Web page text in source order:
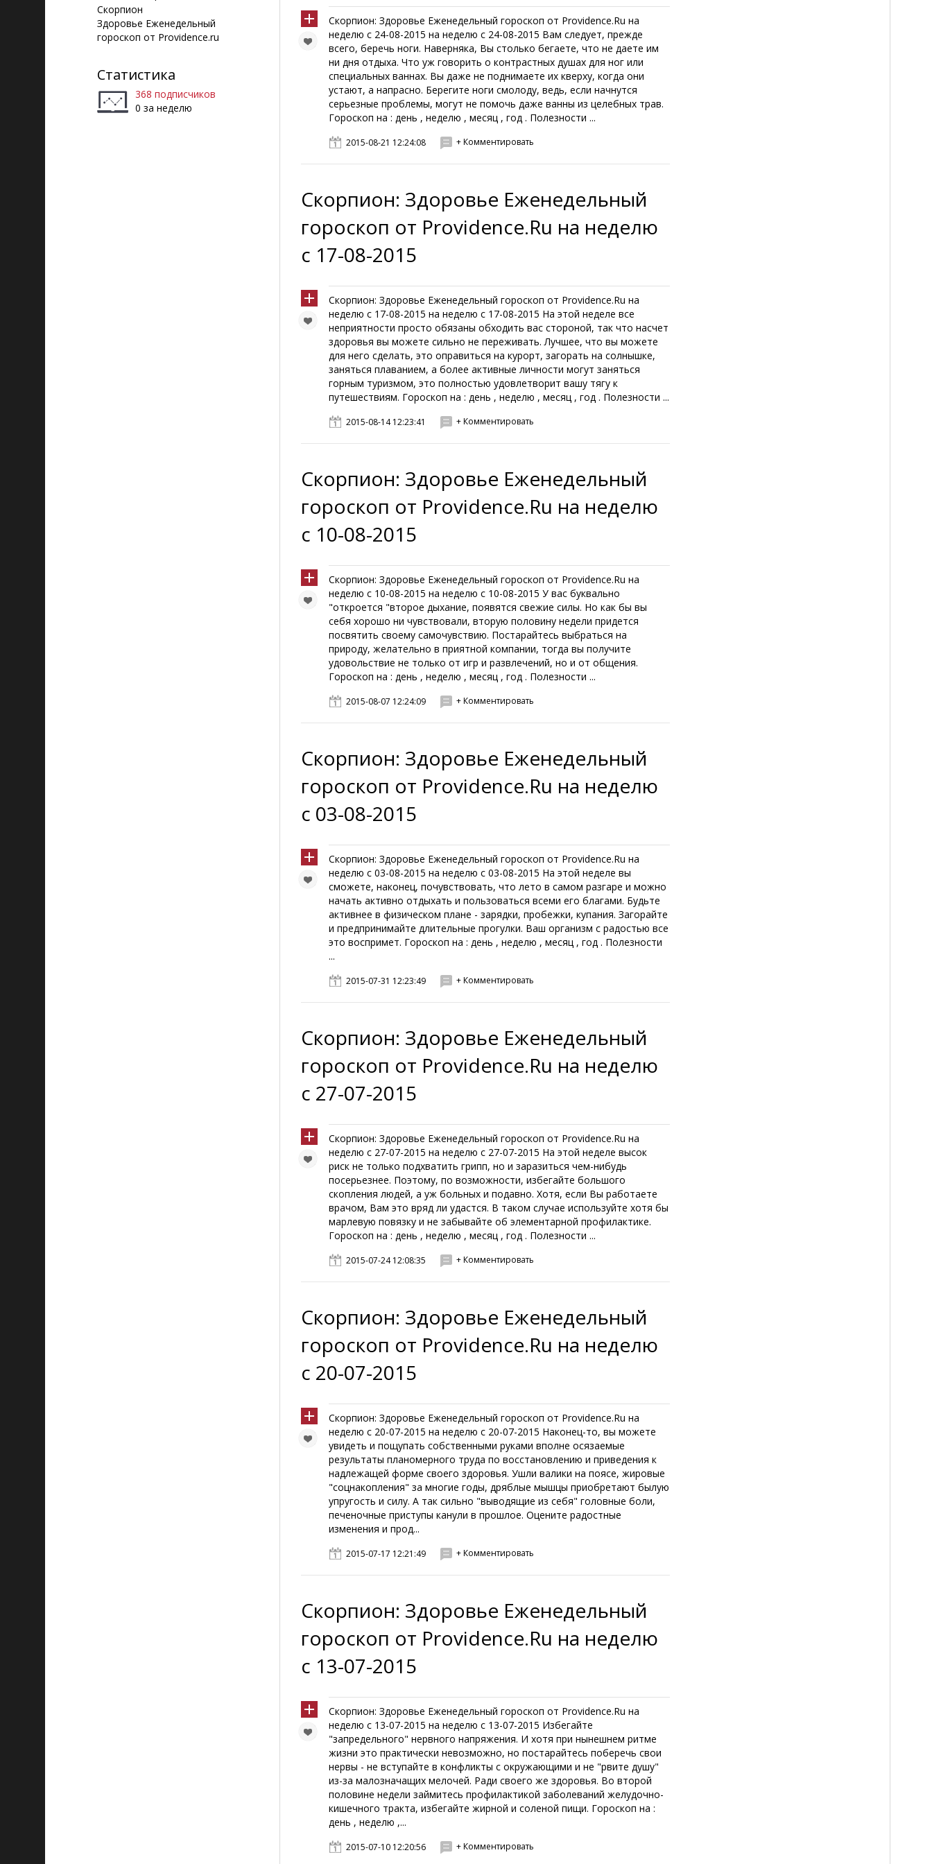
Скорпион
Здоровье Еженедельный
гороскоп от Providence.ru
Статистика
368 подписчиков
0 за неделю
Скорпион: Здоровье Еженедельный гороскоп от Providence.Ru на
неделю с 24-08-2015 на неделю с 24-08-2015 Вам следует, прежде
всего, беречь ноги. Наверняка, Вы столько бегаете, что не даете им
ни дня отдыха. Что уж говорить о контрастных душах для ног или
специальных ваннах. Вы даже не поднимаете их кверху, когда они
устают, а напрасно. Берегите ноги смолоду, ведь, если начнутся
серьезные проблемы, могут не помочь даже ванны из целебных трав.
Гороскоп на : день , неделю , месяц , год . Полезности ...
2015-08-21 12:24:08 + Комментировать
Скорпион: Здоровье Еженедельный
гороскоп от Providence.Ru на неделю
с 17-08-2015
Скорпион: Здоровье Еженедельный гороскоп от Providence.Ru на
неделю с 17-08-2015 на неделю с 17-08-2015 На этой неделе все
неприятности просто обязаны обходить вас стороной, так что насчет
здоровья вы можете сильно не переживать. Лучшее, что вы можете
для него сделать, это оправиться на курорт, загорать на солнышке,
заняться плаванием, а более активные личности могут заняться
горным туризмом, это полностью удовлетворит вашу тягу к
путешествиям. Гороскоп на : день , неделю , месяц , год . Полезности ...
2015-08-14 12:23:41 + Комментировать
Скорпион: Здоровье Еженедельный
гороскоп от Providence.Ru на неделю
с 10-08-2015
Скорпион: Здоровье Еженедельный гороскоп от Providence.Ru на
неделю с 10-08-2015 на неделю с 10-08-2015 У вас буквально
"откроется "второе дыхание, появятся свежие силы. Но как бы вы
себя хорошо ни чувствовали, вторую половину недели придется
посвятить своему самочувствию. Постарайтесь выбраться на
природу, желательно в приятной компании, тогда вы получите
удовольствие не только от игр и развлечений, но и от общения.
Гороскоп на : день , неделю , месяц , год . Полезности ...
2015-08-07 12:24:09 + Комментировать
Скорпион: Здоровье Еженедельный
гороскоп от Providence.Ru на неделю
с 03-08-2015
Скорпион: Здоровье Еженедельный гороскоп от Providence.Ru на
неделю с 03-08-2015 на неделю с 03-08-2015 На этой неделе вы
сможете, наконец, почувствовать, что лето в самом разгаре и можно
начать активно отдыхать и пользоваться всеми его благами. Будьте
активнее в физическом плане - зарядки, пробежки, купания. Загорайте
и предпринимайте длительные прогулки. Ваш организм с радостью все
это воспримет. Гороскоп на : день , неделю , месяц , год . Полезности
...
2015-07-31 12:23:49 + Комментировать
Скорпион: Здоровье Еженедельный
гороскоп от Providence.Ru на неделю
с 27-07-2015
Скорпион: Здоровье Еженедельный гороскоп от Providence.Ru на
неделю с 27-07-2015 на неделю с 27-07-2015 На этой неделе высок
риск не только подхватить грипп, но и заразиться чем-нибудь
посерьезнее. Поэтому, по возможности, избегайте большого
скопления людей, а уж больных и подавно. Хотя, если Вы работаете
врачом, Вам это вряд ли удастся. В таком случае используйте хотя бы
марлевую повязку и не забывайте об элементарной профилактике.
Гороскоп на : день , неделю , месяц , год . Полезности ...
2015-07-24 12:08:35 + Комментировать
Скорпион: Здоровье Еженедельный
гороскоп от Providence.Ru на неделю
с 20-07-2015
Скорпион: Здоровье Еженедельный гороскоп от Providence.Ru на
неделю с 20-07-2015 на неделю с 20-07-2015 Наконец-то, вы можете
увидеть и пощупать собственными руками вполне осязаемые
результаты планомерного труда по восстановлению и приведения к
надлежащей форме своего здоровья. Ушли валики на поясе, жировые
"соцнакопления" за многие годы, дряблые мышцы приобретают былую
упругость и силу. А так сильно "выводящие из себя" головные боли,
печеночные приступы канули в прошлое. Оцените радостные
изменения и прод...
2015-07-17 12:21:49 + Комментировать
Скорпион: Здоровье Еженедельный
гороскоп от Providence.Ru на неделю
с 13-07-2015
Скорпион: Здоровье Еженедельный гороскоп от Providence.Ru на
неделю с 13-07-2015 на неделю с 13-07-2015 Избегайте
"запредельного" нервного напряжения. И хотя при нынешнем ритме
жизни это практически невозможно, но постарайтесь поберечь свои
нервы - не вступайте в конфликты с окружающими и не "рвите душу"
из-за малозначащих мелочей. Ради своего же здоровья. Во второй
половине недели займитесь профилактикой заболеваний желудочно-
кишечного тракта, избегайте жирной и соленой пищи. Гороскоп на :
день , неделю ,...
2015-07-10 12:20:56 + Комментировать